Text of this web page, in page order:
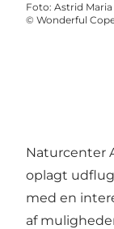
Foto: Astrid
© Wonderful
Naturcenter
oplagt
med en
af